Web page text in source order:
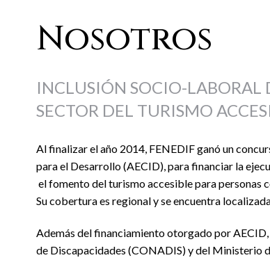
Nosotros
INCLUSIÓN SOCIO-LABORAL
SECTOR DEL TURISMO
Al finalizar el año 2014, FENEDIF ganó un
para el Desarrollo (AECID), para financiar la
el fomento del turismo accesible para personas
Su cobertura es regional y se encuentra
Además del financiamiento otorgado por
de Discapacidades (CONADIS) y del Ministerio